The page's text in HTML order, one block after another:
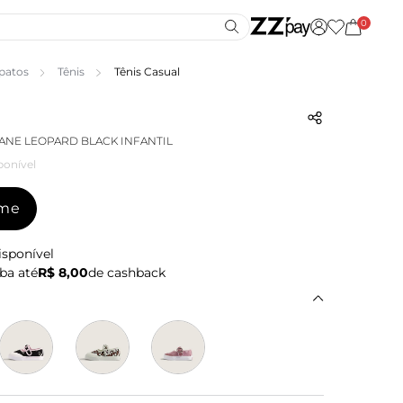
0
Tênis Tênis Casual
LEOPARD BLACK INFANTIL
atéR$ 8,00de cashback